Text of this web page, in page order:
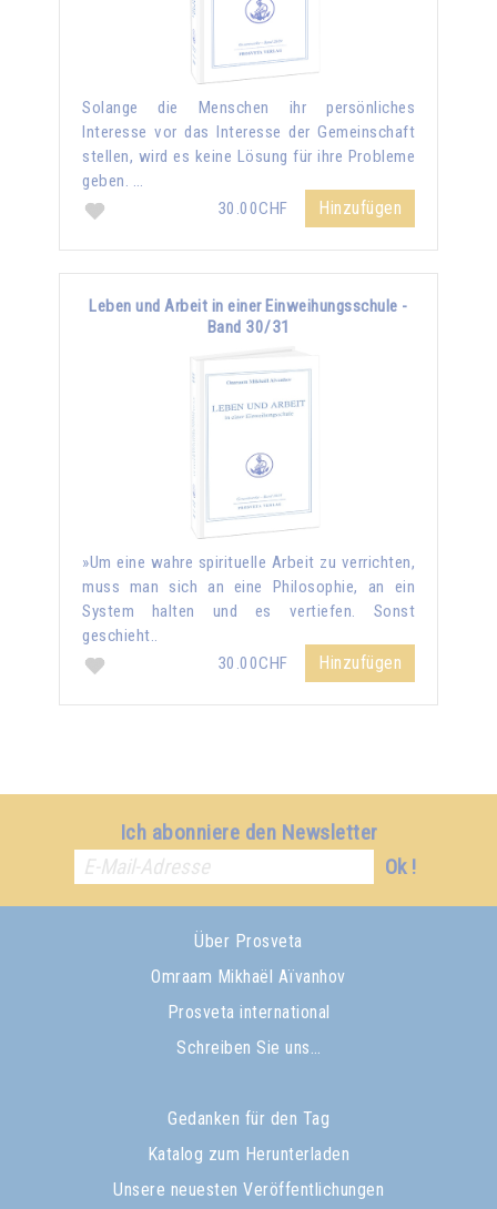
Solange die Menschen ihr persönliches
Interesse vor das Interesse der Gemeinschaft
stellen, wird es keine Lösung für ihre Probleme
geben. …
30.00CHF
Hinzufügen
Leben und Arbeit in einer Einweihungsschule -
Band 30/31
»Um eine wahre spirituelle Arbeit zu verrichten,
muss man sich an eine Philosophie, an ein
System halten und es vertiefen. Sonst
geschieht..
30.00CHF
Hinzufügen
Ich abonniere den Newsletter
Ok !
Über Prosveta
Omraam Mikhaël Aïvanhov
Prosveta international
Schreiben Sie uns…
Gedanken für den Tag
Katalog zum Herunterladen
Unsere neuesten Veröffentlichungen